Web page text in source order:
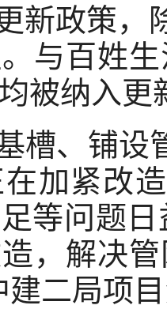
政策，除
与百姓
被纳入更
、铺设
加紧改
等问题
，解决
建二局项